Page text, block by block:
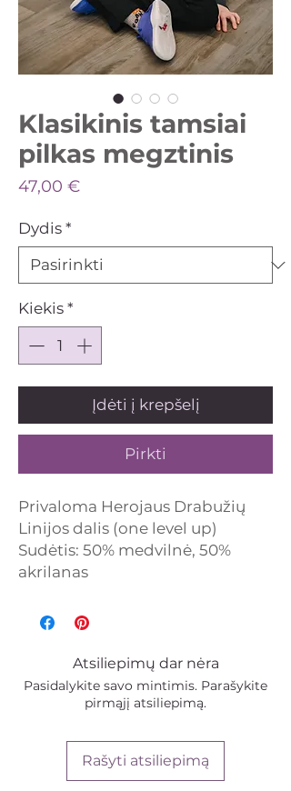
Klasikinis tamsiai
pilkas megztinis
47,00 €Price
Dydis *
Kiekis *
Įdėti į krepšelį
Pirkti
Privaloma Herojaus Drabužių
Linijos dalis (one level up)
Sudėtis: 50% medvilnė, 50%
akrilanas
Atsiliepimų dar nėra
Pasidalykite savo mintimis. Parašykite
pirmąjį atsiliepimą.
Rašyti atsiliepimą